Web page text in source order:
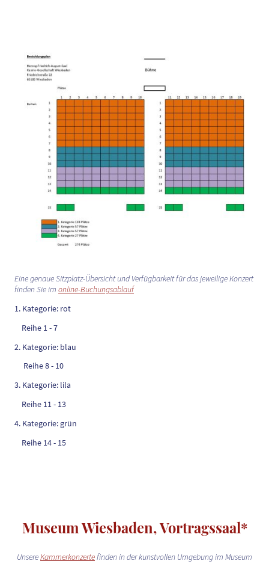
Eine genaue Sitzplatz-Übersicht und Verfügbarkeit für das jeweilige Konzert
finden Sie im online-Buchungsablauf
1. Kategorie: rot
Reihe 1 - 7
2. Kategorie: blau
Reihe 8 - 10
3. Kategorie: lila
Reihe 11 - 13
4. Kategorie: grün
Reihe 14 - 15
Museum Wiesbaden, Vortragssaal*
UnsereKammerkonzertefinden in der kunstvollen Umgebung im Museum